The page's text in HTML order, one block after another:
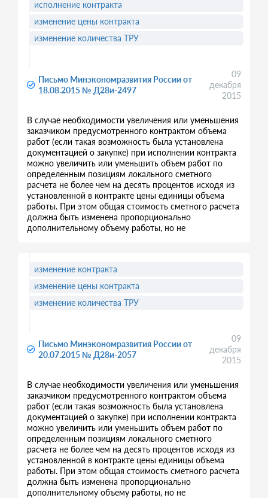
Письмо Минэкономразвития России от
18.08.2015 № Д28и-2497
09
декабря
2015
В случае необходимости увеличения или уменьшения
заказчиком предусмотренного контрактом объема
работ (если такая возможность была установлена
документацией о закупке) при исполнении контракта
можно увеличить или уменьшить объем работ по
определенным позициям локального сметного
расчета не более чем на десять процентов исходя из
установленной в контракте цены единицы объема
работы. При этом общая стоимость сметного расчета
должна быть изменена пропорционально
дополнительному объему работы, но не
исполнение контракта
изменение цены контракта
изменение количества ТРУ
Письмо Минэкономразвития России от
20.07.2015 № Д28и-2057
09
декабря
2015
В случае необходимости увеличения или уменьшения
заказчиком предусмотренного контрактом объема
работ (если такая возможность была установлена
документацией о закупке) при исполнении контракта
можно увеличить или уменьшить объем работ по
определенным позициям локального сметного
расчета не более чем на десять процентов исходя из
установленной в контракте цены единицы объема
работы. При этом общая стоимость сметного расчета
должна быть изменена пропорционально
дополнительному объему работы, но не
изменение контракта
изменение цены контракта
изменение количества ТРУ